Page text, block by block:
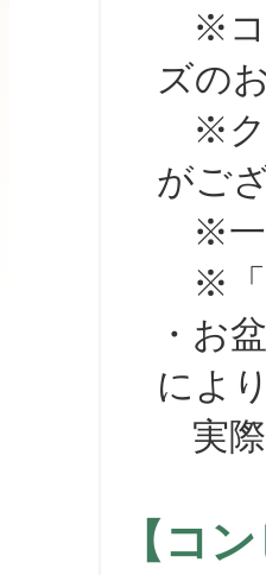
※コン
ズの
※クー
がご
※一部
※「発
・お盆
によ
実際
【コ